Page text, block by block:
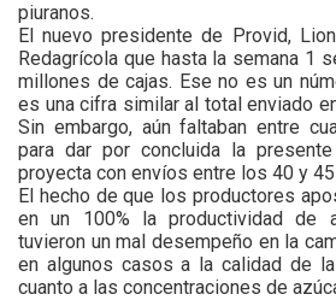
piuranos.
El nuevo presidente de Provid,
Redagrícola que hasta la semana 1
millones de cajas. Ese no es un
es una cifra similar al total enviado
Sin embargo, aún faltaban entre
para dar por concluida la
proyecta con envíos entre los 40 y
El hecho de que los productores
en un 100% la productividad de
tuvieron un mal desempeño en la
en algunos casos a la calidad de
cuanto a las concentraciones de